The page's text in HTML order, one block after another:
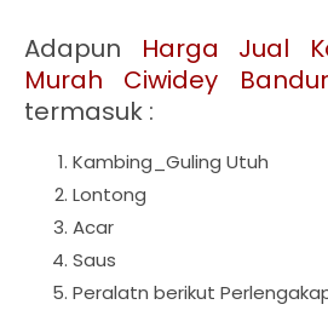
Adapun Harga Jual
Murah Ciwidey
termasuk :
Kambing_Guling Utuh
Lontong
Acar
Saus
Peralatn berikut